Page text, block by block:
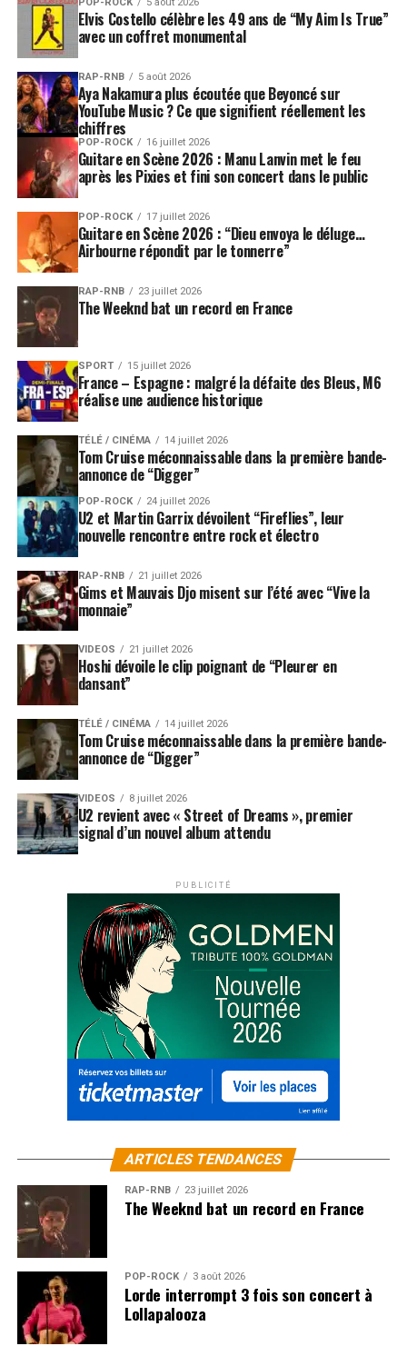
Elvis Costello célèbre les 49 ans de “My Aim Is True”
avec un coffret monumental
RAP-RNB 5 août 2026
Aya Nakamura plus écoutée que Beyoncé sur
YouTube Music ? Ce que signifient réellement les
chiffres
POP-ROCK 16 juillet 2026
Guitare en Scène 2026 : Manu Lanvin met le feu
après les Pixies et fini son concert dans le public
POP-ROCK 17 juillet 2026
Guitare en Scène 2026 : “Dieu envoya le déluge…
Airbourne répondit par le tonnerre”
RAP-RNB 23 juillet 2026
The Weeknd bat un record en France
SPORT 15 juillet 2026
France – Espagne : malgré la défaite des Bleus, M6
réalise une audience historique
TÉLÉ / CINÉMA 14 juillet 2026
Tom Cruise méconnaissable dans la première bande-
annonce de “Digger”
POP-ROCK 24 juillet 2026
U2 et Martin Garrix dévoilent “Fireflies”, leur
nouvelle rencontre entre rock et électro
RAP-RNB 21 juillet 2026
Gims et Mauvais Djo misent sur l’été avec “Vive la
monnaie”
VIDEOS 21 juillet 2026
Hoshi dévoile le clip poignant de “Pleurer en
dansant”
TÉLÉ / CINÉMA 14 juillet 2026
Tom Cruise méconnaissable dans la première bande-
annonce de “Digger”
VIDEOS 8 juillet 2026
U2 revient avec « Street of Dreams », premier
signal d’un nouvel album attendu
PUBLICITÉ
ARTICLES TENDANCES
RAP-RNB 23 juillet 2026
The Weeknd bat un record en France
POP-ROCK 3 août 2026
Lorde interrompt 3 fois son concert à
Lollapalooza